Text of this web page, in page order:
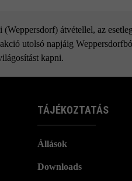
átvétellel, az
utolsó napjáig
kapni.
TÁJÉKOZTATÁS
Állások
Downloads